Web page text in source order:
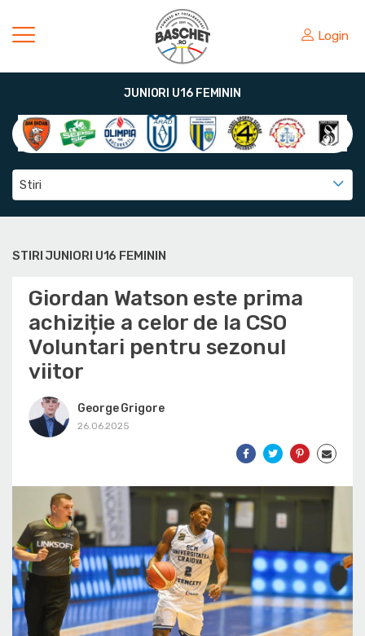
Login
JUNIORI U16 FEMININ
Stiri
STIRI JUNIORI U16 FEMININ
Giordan Watson este prima
achiziție a celor de la CSO
Voluntari pentru sezonul
viitor
George Grigore
26.06.2025